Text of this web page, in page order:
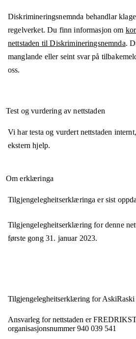
Diskrimineringsnemnda behandlar
regelverket. Du finn informasjon om
nettstaden til Diskrimineringsnemnda.
manglande eller seint svar på
oss.
Test og vurdering av nettstaden
Vi har testa og vurdert nettstaden
ekstern hjelp.
Om erklæringa
Tilgjengelegheitserklæringa er sist
Tilgjengelegheitserklæring for denne
første gong 31. januar 2023.
Tilgjengelegheits­erklæring forAskiRaski
Ansvarleg for nettstaden er
organisasjonsnummer 940 039 541